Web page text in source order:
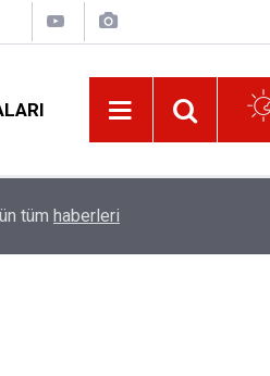
Maaş Promosyonunda İhale
tüm haberleri